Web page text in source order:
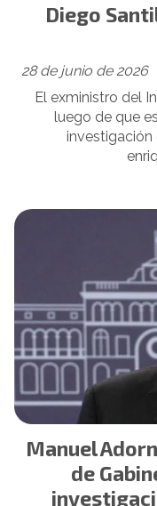
Diego
28 de junio de 2026
El exministro del
luego de que
investigación
Manuel
de